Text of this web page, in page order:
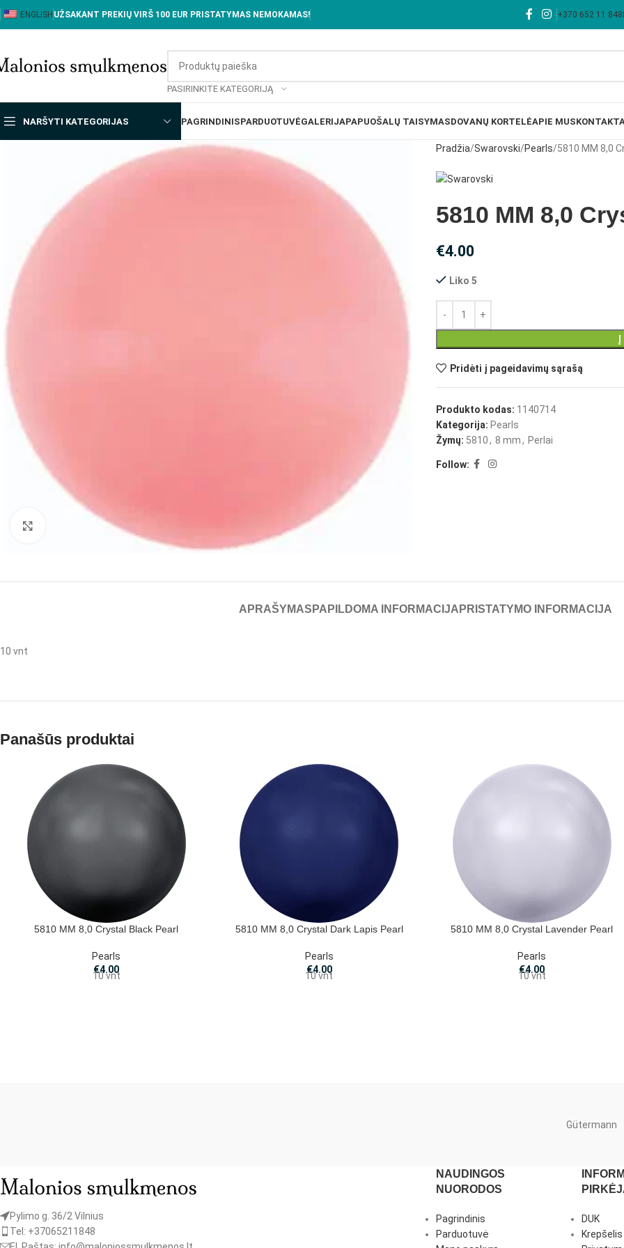
ENGLISH UŽSAKANT PREKIŲ VIRŠ 100 EUR PRISTATYMAS NEMOKAMAS! +370 652 11 848
PASIRINKITE KATEGORIJĄ
NARŠYTI KATEGORIJAS PAGRINDINISPARDUOTUVĖGALERIJAPAPUOŠALŲ TAISYMASDOVANŲ KORTELĖAPIE MUS
Spustelėkite, jei norite padidinti
Pradžia Swarovski Pearls 5810 MM 8,0
5810 MM 8,0
€4.00
Liko 5
Pridėti į pageidavimų sąrašą
Produkto kodas: 1140714
Kategorija: Pearls
Žymų: 5810, 8 mm, Perlai
Follow:
APRAŠYMAS PAPILDOMA INFORMACIJA PRISTATYMO INFORMACIJA
10 vnt
Panašūs produktai
5810 MM 8,0 Crystal Black Pearl
Pearls
€4.00
10 vnt
5810 MM 8,0 Crystal Dark Lapis Pearl
Pearls
€4.00
10 vnt
5810 MM 8,0 Crystal Lavender Pearl
Pearls
€4.00
10 vnt
Gütermann
Pylimo g. 36/2 Vilnius
Tel: +37065211848
NAUDINGOS
NUORODOS
Pagrindinis
Parduotuvė
DUK
Krepšelis